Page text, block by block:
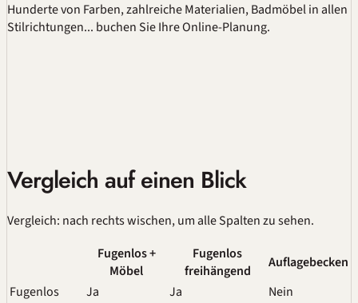
Hunderte von Farben, zahlreiche Materialien, Badmöbel in allen
Stilrichtungen... buchen Sie IhreOnline-Planung.
Vergleich auf einen Blick
Vergleich: nach rechts wischen, um alle Spalten zu sehen.
Fugenlos +
Möbel
Fugenlos
freihängend
Auflagebecken
Fugenlos
Ja Ja
Nein